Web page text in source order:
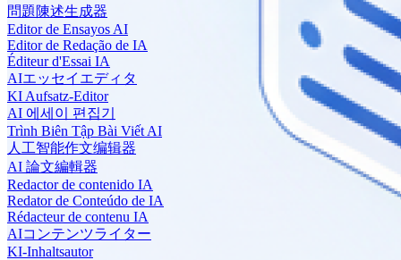
問題陳述生成器
Editor de Ensayos AI
Editor de Redação de IA
Éditeur d'Essai IA
AIエッセイエディタ
KI Aufsatz-Editor
AI 에세이 편집기
Trình Biên Tập Bài Viết AI
人工智能作文编辑器
AI 論文編輯器
Redactor de contenido IA
Redator de Conteúdo de IA
Rédacteur de contenu IA
AIコンテンツライター
KI-Inhaltsautor